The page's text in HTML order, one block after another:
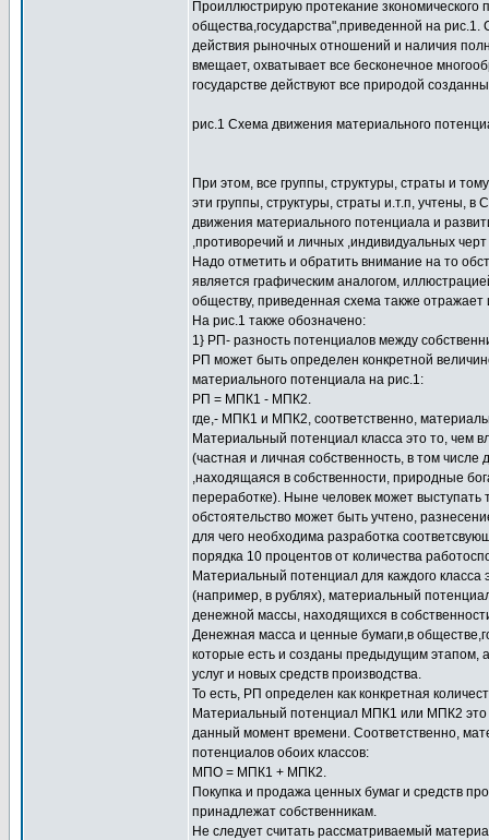
Проиллюстрирую протекание
общества,государства",приведенной на рис.1.
действия рыночных отношений и наличия
вмещает, охватывает все бесконечное
государстве действуют все природой
рис.1 Схема движения материального
При этом, все группы, структуры, страты и
эти группы, структуры, страты и.т.п, учтены,
движения материального потенциала и
,противоречий и личных ,индивидуальных
Надо отметить и обратить внимание на то
является графическим аналогом,
обществу, приведенная схема также отражает
На рис.1 также обозначено:
1} РП- разность потенциалов между
РП может быть определен конкретной
материального потенциала на рис.1:
РП = МПК1 - МПК2.
где,- МПК1 и МПК2, соответственно,
Материальный потенциал класса это то, чем
(частная и личная собственность, в том
,находящаяся в собственности, природные
переработке). Ныне человек может выступать
обстоятельство может быть учтено,
для чего необходима разработка
порядка 10 процентов от количества
Материальный потенциал для каждого
(например, в рублях), материальный
денежной массы, находящихся в
Денежная масса и ценные бумаги,в
которые есть и созданы предыдущим этапом,
услуг и новых средств производства.
То есть, РП определен как конкретная
Материальный потенциал МПК1 или МПК2 это
данный момент времени. Соответственно,
потенциалов обоих классов:
МПО = МПК1 + МПК2.
Покупка и продажа ценных бумаг и средств
принадлежат собственникам.
Не следует считать рассматриваемый